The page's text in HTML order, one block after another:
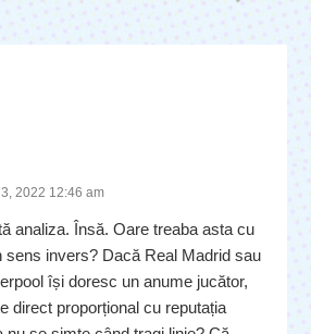
2022 12:46 am
analiza. Însă. Oare treaba asta cu
sens invers? Dacă Real Madrid sau
își doresc un anume jucător,
direct proporțional cu reputația